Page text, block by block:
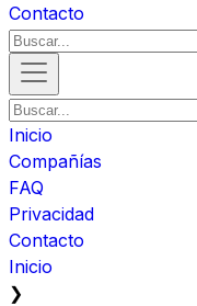
Contacto
Inicio
Compañías
FAQ
Privacidad
Contacto
Inicio
❯